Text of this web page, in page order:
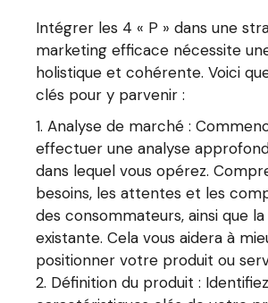
Intégrer les 4 « P » dans une
marketing efficace nécessite
holistique et cohérente. Voici
clés pour y parvenir :
Analyse de marché :
effectuer une analyse
dans lequel vous opérez.
besoins, les attentes et les
des consommateurs, ainsi que
existante. Cela vous aidera à
positionner votre produit ou
Définition du produit :